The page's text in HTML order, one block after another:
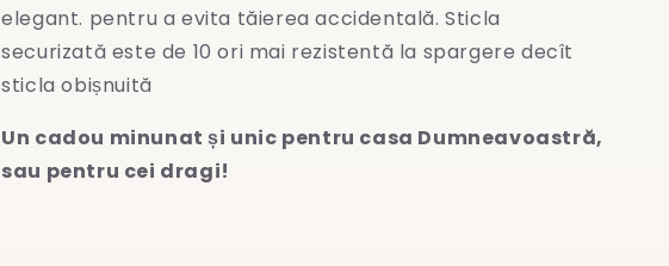
elegant. pentru a evita tăierea accidentală. Sticla
securizată este de 10 ori mai rezistentă la spargere decît
sticla obișnuită
Un cadou minunat și unic pentru casa Dumneavoastră,
sau pentru cei dragi!